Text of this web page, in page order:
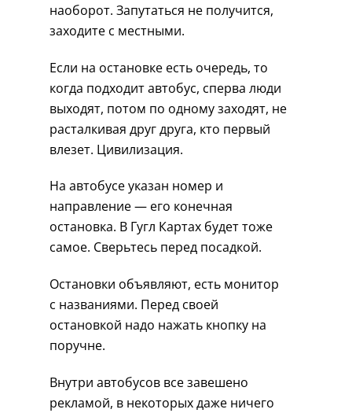
наоборот. Запутаться не получится,
заходите с местными.
Если на остановке есть очередь, то
когда подходит автобус, сперва люди
выходят, потом по одному заходят, не
расталкивая друг друга, кто первый
влезет. Цивилизация.
На автобусе указан номер и
направление — его конечная
остановка. В Гугл Картах будет тоже
самое. Сверьтесь перед посадкой.
Остановки объявляют, есть монитор
с названиями. Перед своей
остановкой надо нажать кнопку на
поручне.
Внутри автобусов все завешено
рекламой, в некоторых даже ничего